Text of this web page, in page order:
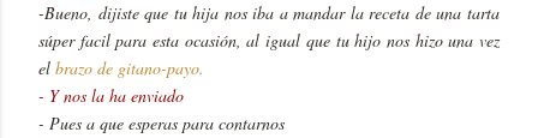
-Bueno, dijiste que tu hija nos iba a mandar la receta de una tarta
súper facil para esta ocasión, al igual que tu hijo nos hizo una vez
el brazo de gitano-payo.
- Y nos la ha enviado
- Pues a que esperas para contarnos